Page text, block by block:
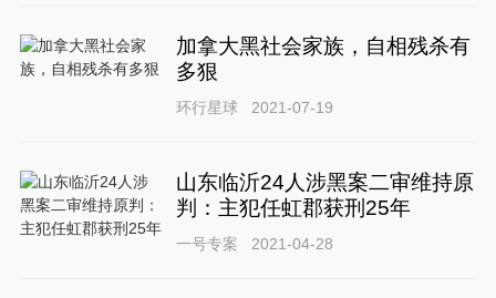
加拿大黑社会家族，自相残杀有
多狠
环行星球 2021-07-19
山东临沂24人涉黑案二审维持原
判：主犯任虹郡获刑25年
一号专案 2021-04-28